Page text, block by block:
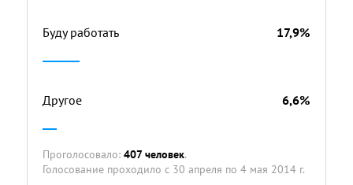
Буду работать 17,9%
Другое 6,6%
Проголосовало: 407 человек.
Голосование проходило с 30 апреля по 4 мая 2014 г.